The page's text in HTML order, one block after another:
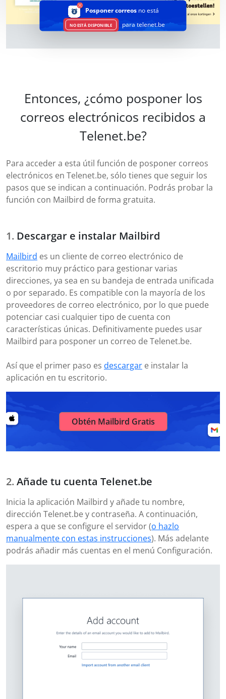
Posponer correos no está
NO ESTÁ DISPONIBLE para telenet.be
Entonces, ¿cómo posponer los
correos electrónicos recibidos a
Telenet.be?
Para acceder a esta útil función de posponer correos
electrónicos en Telenet.be, sólo tienes que seguir los
pasos que se indican a continuación. Podrás probar la
función con Mailbird de forma gratuita.
Descargar e instalar Mailbird
Mailbird es un cliente de correo electrónico de
escritorio muy práctico para gestionar varias
direcciones, ya sea en su bandeja de entrada unificada
o por separado. Es compatible con la mayoría de los
proveedores de correo electrónico, por lo que puede
potenciar casi cualquier tipo de cuenta con
características únicas. Definitivamente puedes usar
Mailbird para posponer un correo de Telenet.be.
Así que el primer paso es descargar e instalar la
aplicación en tu escritorio.
Obtén Mailbird Gratis
Añade tu cuenta Telenet.be
Inicia la aplicación Mailbird y añade tu nombre,
dirección Telenet.be y contraseña. A continuación,
espera a que se configure el servidor (o hazlo
manualmente con estas instrucciones). Más adelante
podrás añadir más cuentas en el menú Configuración.